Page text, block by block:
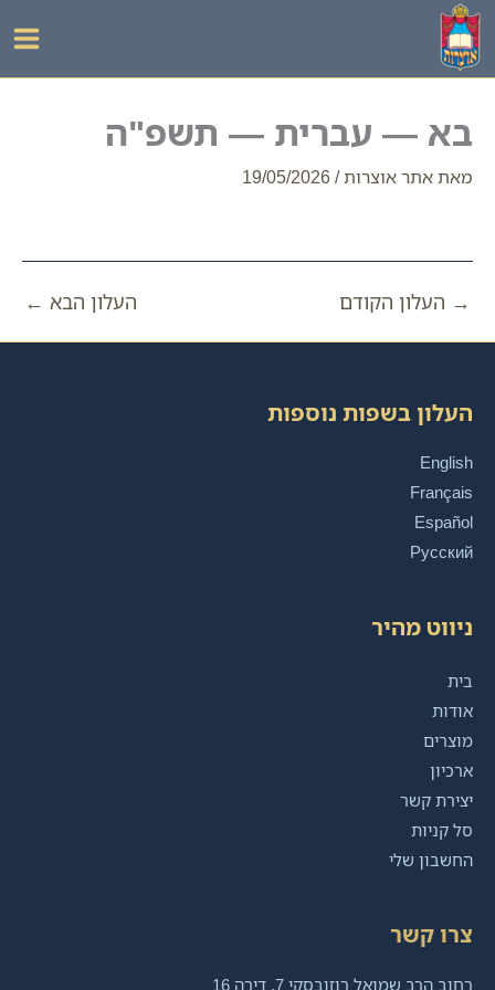
דילוג
לתוכן
בא — עברית — תשפ"ה
מאתאתר אוצרות/
19/05/2026
→ העלון הקודם העלון הבא ←
העלון בשפות נוספות
English
Français
Español
Русский
ניווט מהיר
בית
אודות
מוצרים
ארכיון
יצירת קשר
סל קניות
החשבון שלי
צרו קשר
רחוב הרב שמואל רוזובסקי 7, דירה 16